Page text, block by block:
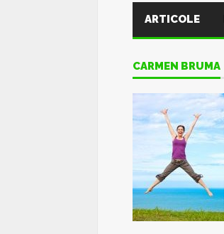
ARTICOLE
CARMEN BRUMA